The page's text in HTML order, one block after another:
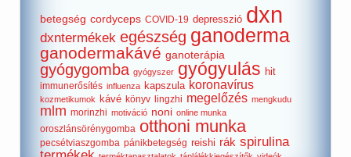
betegség cordyceps COVID-19 depresszió dxn
dxntermékek egészség ganoderma
ganodermakávé ganoterápia
gyógygomba gyógyszer gyógyulás hit
immunerősítés influenza kapszula koronavírus
kozmetikumok kávé könyv lingzhi megelőzés mengkudu
mlm morinzhi motiváció noni online munka
oroszlánsörénygomba otthoni munka
pecsétviaszgomba pánikbetegség reishi rák spirulina